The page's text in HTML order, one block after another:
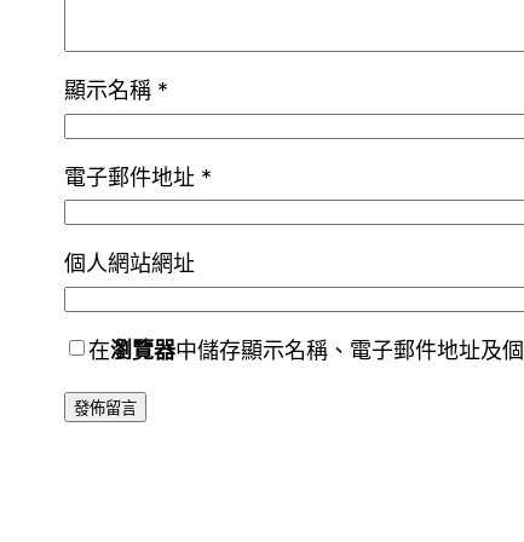
顯示名稱 *
電子郵件地址 *
個人網站網址
在瀏覽器中儲存顯示名稱、電子郵件地址及